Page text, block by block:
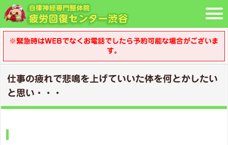
※緊急時はWEBでなくお電話でしたら予約可能な場合がございま
す。
仕事の疲れで悲鳴を上げていいた体を何とかしたい
と思い・・・